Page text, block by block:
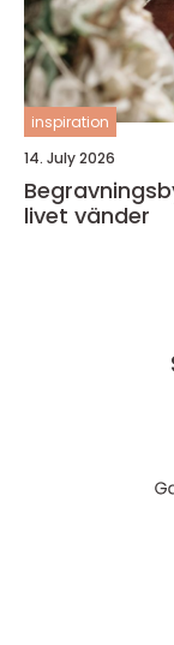
inspiration
14. July 2026
livet vänder